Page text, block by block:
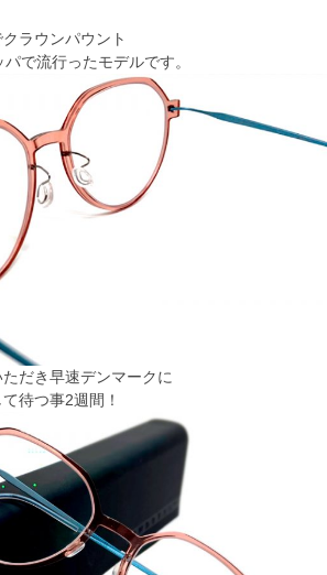
ラウンパウント
で流行ったモデルです。
だき早速デンマークに
待つ事2週間！